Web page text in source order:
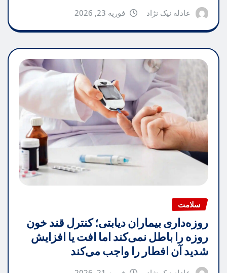
عادله نیک نژاد فوریه 23, 2026
سلامت
روزه‌داری بیماران دیابتی؛ کنترل قند خون
روزه را باطل نمی‌کند اما افت یا افزایش
شدید آن افطار را واجب می‌کند